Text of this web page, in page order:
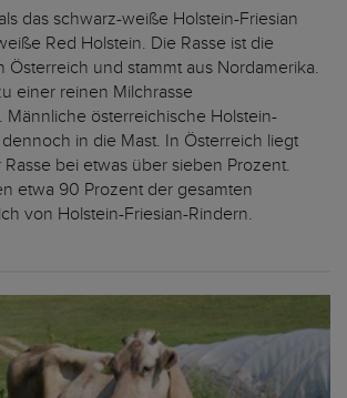
das schwarz-weiße Holstein-Friesian
Red Holstein. Die Rasse ist die
Österreich und stammt aus Nordamerika.
einer reinen Milchrasse
Männliche österreichische Holstein-
in die Mast. In Österreich liegt
bei etwas über sieben Prozent.
etwa 90 Prozent der gesamten
von Holstein-Friesian-Rindern.